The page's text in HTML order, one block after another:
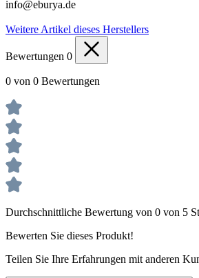
info@eburya.de
Weitere Artikel dieses Herstellers
Bewertungen 0
0 von 0 Bewertungen
Durchschnittliche Bewertung von 0 von 5
Bewerten Sie dieses Produkt!
Teilen Sie Ihre Erfahrungen mit anderen